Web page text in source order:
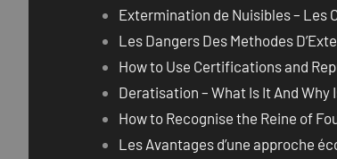
Extermination de Nuisibles – Les
Les Dangers Des Methodes
How to Use Certifications and
Deratisation – What Is It And Why
How to Recognise the Reine of
Les Avantages d’une approche